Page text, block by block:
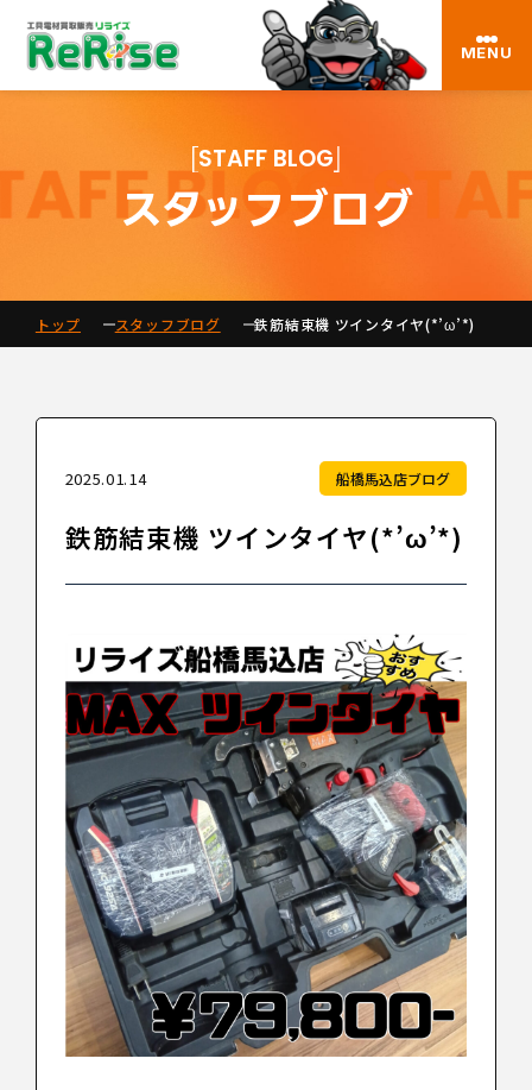
MENU
STAFF BLOG
スタッフブログ
トップ スタッフブログ 鉄筋結束機 ツインタイヤ(*’ω’*)
船橋馬込店ブログ
2025.01.14
鉄筋結束機 ツインタイヤ(*’ω’*)